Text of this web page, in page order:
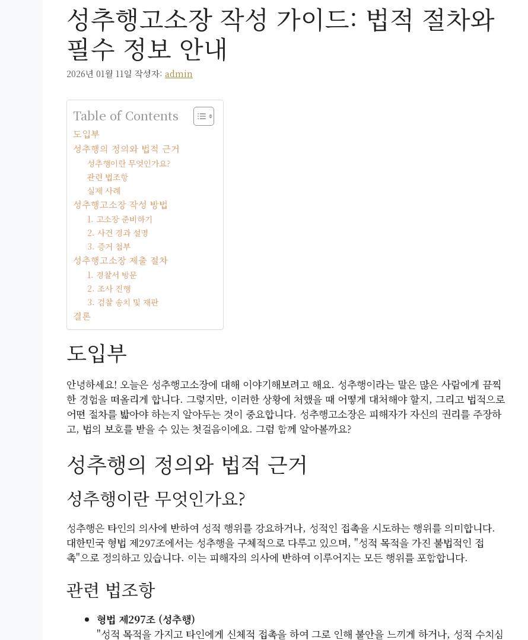
성추행고소장 작성 가이드: 법적 절차와
필수 정보 안내
2026년 01월 11일 작성자: admin
Table of Contents
도입부
성추행의 정의와 법적 근거
성추행이란 무엇인가요?
관련 법조항
실제 사례
성추행고소장 작성 방법
1. 고소장 준비하기
2. 사건 경과 설명
3. 증거 첨부
성추행고소장 제출 절차
1. 경찰서 방문
2. 조사 진행
3. 검찰 송치 및 재판
결론
도입부
안녕하세요! 오늘은 성추행고소장에 대해 이야기해보려고 해요. 성추행이라는 말은 많은 사람에게 끔찍
한 경험을 떠올리게 합니다. 그렇지만, 이러한 상황에 처했을 때 어떻게 대처해야 할지, 그리고 법적으로
어떤 절차를 밟아야 하는지 알아두는 것이 중요합니다. 성추행고소장은 피해자가 자신의 권리를 주장하
고, 법의 보호를 받을 수 있는 첫걸음이에요. 그럼 함께 알아볼까요?
성추행의 정의와 법적 근거
성추행이란 무엇인가요?
성추행은 타인의 의사에 반하여 성적 행위를 강요하거나, 성적인 접촉을 시도하는 행위를 의미합니다.
대한민국 형법 제297조에서는 성추행을 구체적으로 다루고 있으며, "성적 목적을 가진 불법적인 접
촉"으로 정의하고 있습니다. 이는 피해자의 의사에 반하여 이루어지는 모든 행위를 포함합니다.
관련 법조항
형법 제297조 (성추행)
"성적 목적을 가지고 타인에게 신체적 접촉을 하여 그로 인해 불안을 느끼게 하거나, 성적 수치심